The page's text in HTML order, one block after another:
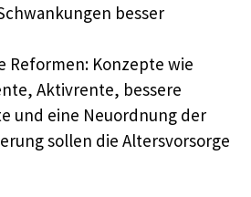
besser
Reformen: Konzepte wie
Aktivrente, bessere
und eine Neuordnung der
sollen die Altersvorsorge